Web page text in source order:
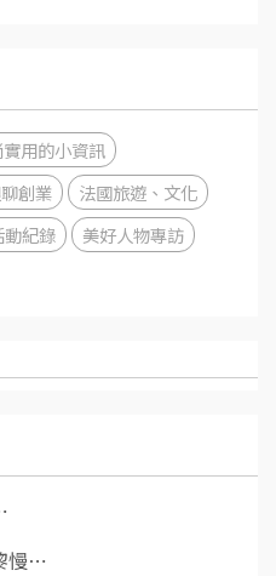
用的小資訊
創業
法國旅遊、文化
紀錄
美好人物專訪
慢⋯